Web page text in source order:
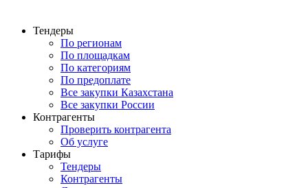
Тендеры
По регионам
По площадкам
По категориям
По предоплате
Все закупки Казахстана
Все закупки России
Контрагенты
Проверить контрагента
Об услуге
Тарифы
Тендеры
Контрагенты